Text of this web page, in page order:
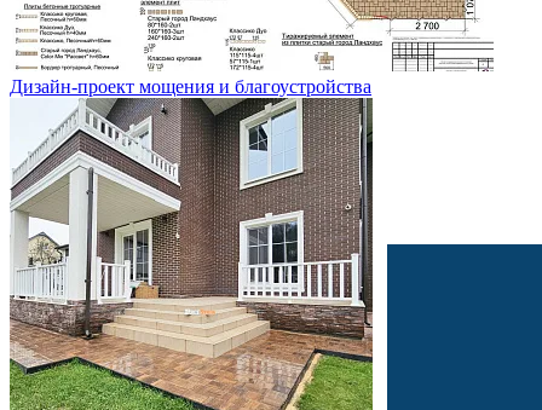
Дизайн-проект мощения и благоустройства